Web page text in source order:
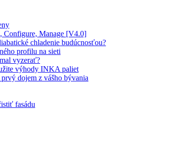
Configure, Manage [V4.0]
chladenie budúcnosťou?
profilu na sieti
vyzerať?
výhody INKA paliet
dojem z vášho bývania
fasádu